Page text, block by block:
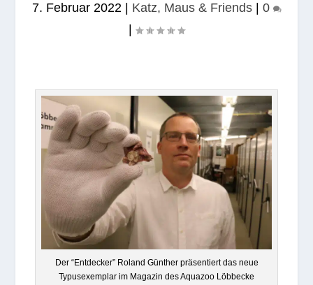
7. Februar 2022| Katz, Maus & Friends| 0
Der “Ent­de­cker” Roland Gün­ther prä­sen­tiert das neue
Typus­exem­plar im Maga­zin des Aqua­zoo Löbb­ecke